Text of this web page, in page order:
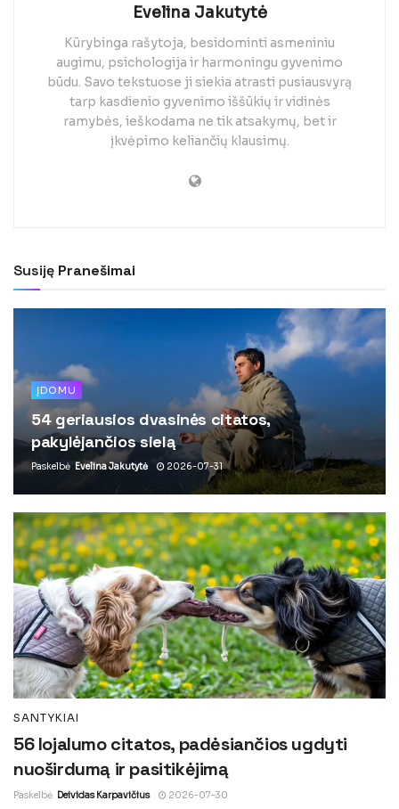
Evelina Jakutytė
Kūrybinga rašytoja, besidominti asmeniniu
augimu, psichologija ir harmoningu gyvenimo
būdu. Savo tekstuose ji siekia atrasti pusiausvyrą
tarp kasdienio gyvenimo iššūkių ir vidinės
ramybės, ieškodama ne tik atsakymų, bet ir
įkvėpimo keliančių klausimų.
Susiję Pranešimai
ĮDOMU
54 geriausios dvasinės citatos,
pakylėjančios sielą
Paskelbė Evelina Jakutytė 2026-07-31
SANTYKIAI
56 lojalumo citatos, padėsiančios ugdyti
nuoširdumą ir pasitikėjimą
Paskelbė Deividas Karpavičius 2026-07-30